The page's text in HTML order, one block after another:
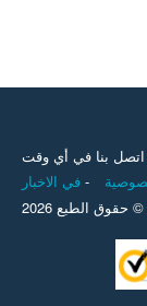
-
حقوق الطبع 2026 ©